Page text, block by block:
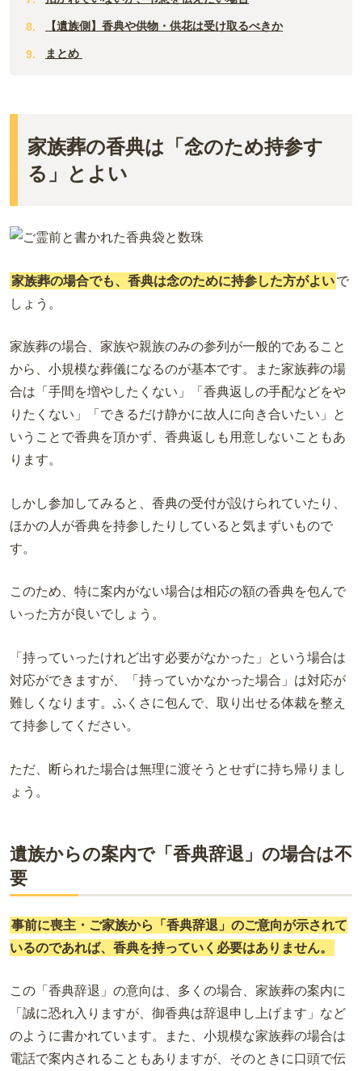
【遺族側】香典や供物・供花は受け取るべきか
まとめ
家族葬の香典は「念のため持参す
る」とよい
家族葬の場合でも、 香典は念のために持参した方がよいで
しょう。
家族葬の場合、家族や親族のみの参列が一般的であること
から、小規模な葬儀になるのが基本です。また家族葬の場
合は「手間を増やしたくない」「香典返しの手配などをや
りたくない」「できるだけ静かに故人に向き合いたい」と
いうことで香典を頂かず、香典返しも用意しないこともあ
ります。
しかし参加してみると、香典の受付が設けられていたり、
ほかの人が香典を持参したりしていると気まずいもので
す。
このため、特に案内がない場合は相応の額の香典を包んで
いった方が良いでしょう。
「持っていったけれど出す必要がなかった」という場合は
対応ができますが、「持っていかなかった場合」は対応が
難しくなります。ふくさに包んで、取り出せる体裁を整え
て持参してください。
ただ、断られた場合は無理に渡そうとせずに持ち帰りまし
ょう。
遺族からの案内で「香典辞退」の場合は不
要
事前に喪主・ご家族から「香典辞退」のご意向が示されて
いるのであれば、香典を持っていく必要はありません。
この「香典辞退」の意向は、多くの場合、家族葬の案内に
「誠に恐れ入りますが、御香典は辞退申し上げます」など
のように書かれています。また、小規模な家族葬の場合は
電話で案内されることもありますが、そのときに口頭で伝